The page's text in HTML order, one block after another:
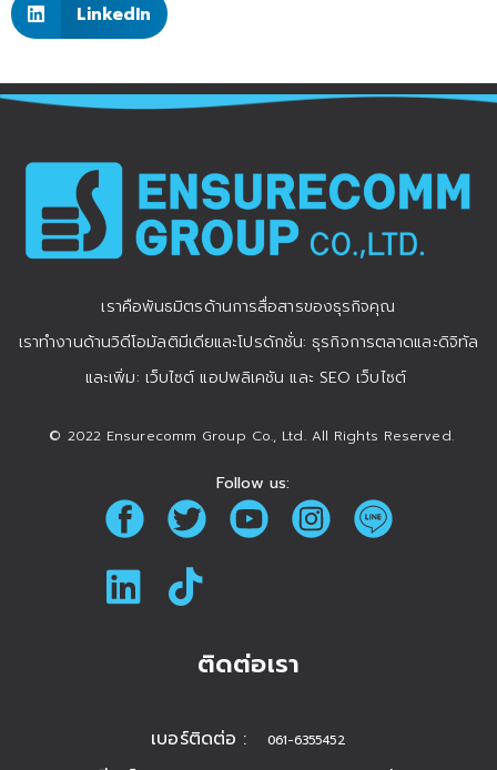
LinkedIn
เราคือพันธมิตรด้านการสื่อสารของธุรกิจคุณ
เราทำงานด้านวิดีโอมัลติมีเดียและโปรดักชั่น: ธุรกิจการตลาดและดิจิทัล
และเพิ่ม: เว็บไซต์ แอปพลิเคชัน และ SEO เว็บไซต์
© 2022 Ensurecomm Group Co., Ltd. All Rights Reserved.
Follow us:
ติดต่อเรา
เบอร์ติดต่อ : 061-6355452